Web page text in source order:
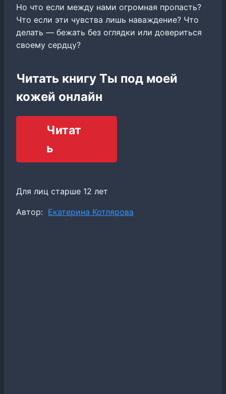
Но что если между нами огромная пропасть?
Что если эти чувства лишь наваждение? Что
делать — бежать без оглядки или довериться
своему сердцу?
Читать книгу Ты под моей
кожей онлайн
Читат
ь
Для лиц старше 12 лет
Метки
Автор: Екатерина Котлярова